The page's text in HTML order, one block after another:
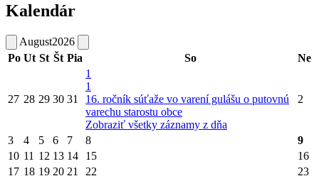
Kalendár
August2026
Po Ut St Št Pia So Ne
27 28 29 30 31
1
1
16. ročník súťaže vo varení gulášu o putovnú
varechu starostu obce
Zobraziť všetky záznamy z dňa
2
3 4 5 6 7 8
9
10 11 12 13 14 15
16
17 18 19 20 21 22
23